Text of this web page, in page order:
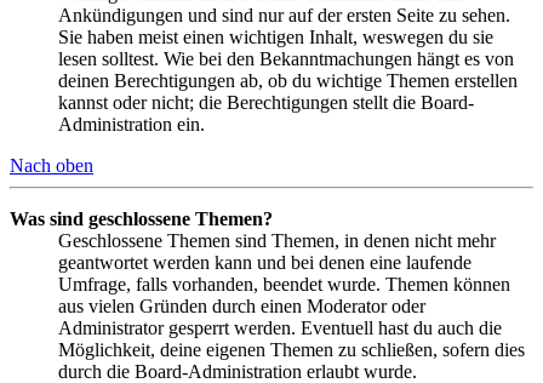
Ankündigungen und sind nur auf der ersten Seite zu sehen.
Sie haben meist einen wichtigen Inhalt, weswegen du sie
lesen solltest. Wie bei den Bekanntmachungen hängt es von
deinen Berechtigungen ab, ob du wichtige Themen erstellen
kannst oder nicht; die Berechtigungen stellt die Board-
Administration ein.
Nach oben
Was sind geschlossene Themen?
Geschlossene Themen sind Themen, in denen nicht mehr
geantwortet werden kann und bei denen eine laufende
Umfrage, falls vorhanden, beendet wurde. Themen können
aus vielen Gründen durch einen Moderator oder
Administrator gesperrt werden. Eventuell hast du auch die
Möglichkeit, deine eigenen Themen zu schließen, sofern dies
durch die Board-Administration erlaubt wurde.